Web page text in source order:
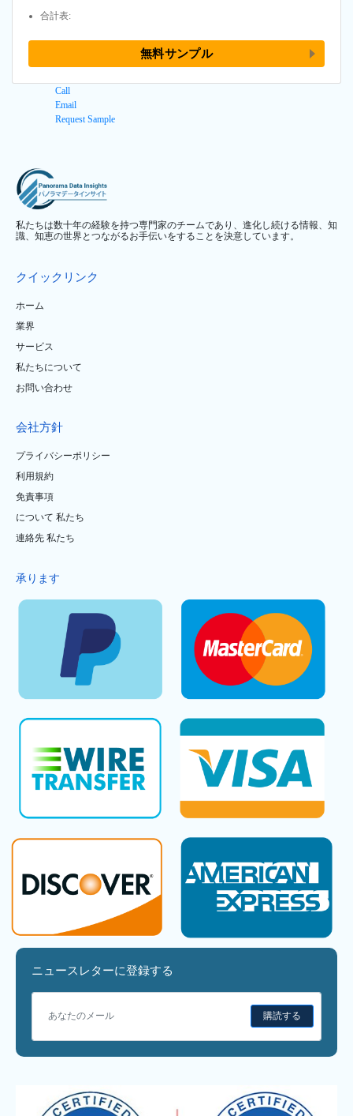
合計表:
無料サンプル
Call
Email
Request Sample
私たちは数十年の経験を持つ専門家のチームであり、進化し続ける情報、知
識、知恵の世界とつながるお手伝いをすることを決意しています。
クイックリンク
ホーム
業界
サービス
私たちについて
お問い合わせ
会社方針
プライバシーポリシー
利用規約
免責事項
について 私たち
連絡先 私たち
承ります
ニュースレターに登録する
購読する